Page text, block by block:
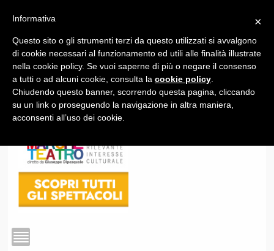
1
×
Informativa
Questo sito o gli strumenti terzi da questo utilizzati si avvalgono
di cookie necessari al funzionamento ed utili alle finalità illustrate
nella cookie policy. Se vuoi saperne di più o negare il consenso
a tutti o ad alcuni cookie, consulta la cookie policy
Chiudendo questo banner, scorrendo questa pagina, cliccando
su un link o proseguendo la navigazione in altra maniera,
acconsenti all’uso dei cookie.